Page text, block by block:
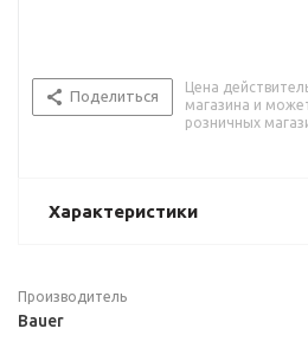
Поделиться
Цена
магазина и
розничных
Характеристики
Производитель
Bauer